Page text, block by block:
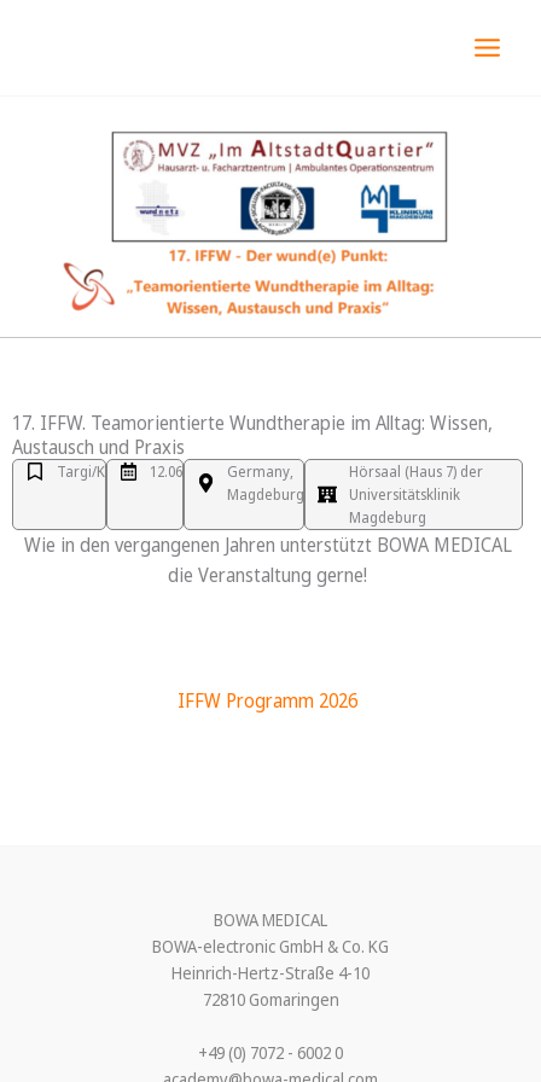
17. IFFW. Teamorientierte Wundtherapie im Alltag: Wissen,
Austausch und Praxis
Targi/Kongres12.06.2026
Germany,
Magdeburg
Hörsaal (Haus 7) der
Universitätsklinik
Magdeburg
Wie in den vergangenen Jahren unterstützt BOWA MEDICAL
die Veranstaltung gerne!
IFFW Programm 2026
BOWA MEDICAL
BOWA-electronic GmbH & Co. KG
Heinrich-Hertz-Straße 4-10
72810 Gomaringen
+49 (0) 7072 - 6002 0